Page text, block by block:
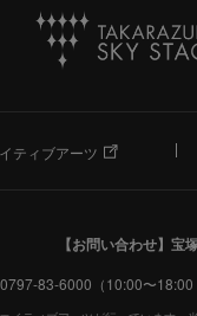
ティブアーツ
【お問い合わせ】 宝
83-6000（10:00〜